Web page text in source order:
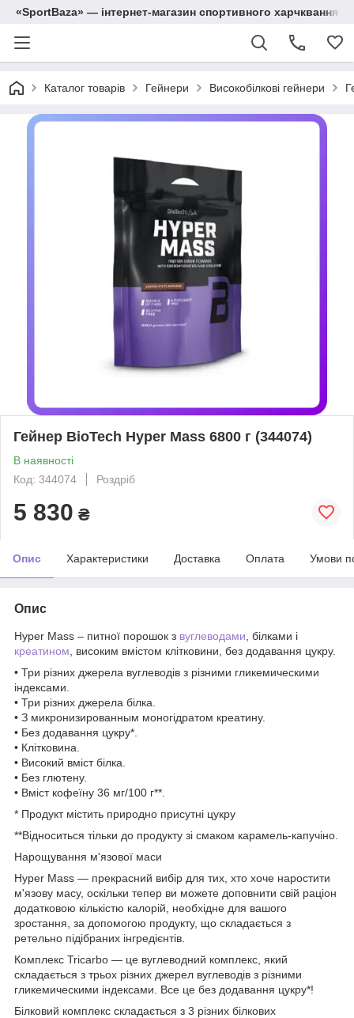
«SportBaza» — інтернет-магазин спортивного харчквання
Каталог товарів Гейнери Високобілкові гейнери
Гейнер BioTech Hyper Mass 6800 г (344074)
В наявності
Код: 344074
Роздріб
5 830 ₴
Опис Характеристики Доставка Оплата Умови
Опис
Hyper Mass – питної порошок з вуглеводами , білками і
креатином , високим вмістом клітковини, без додавання цукру.
• Три різних джерела вуглеводів з різними гликемическими
індексами.
• Три різних джерела білка.
• З микронизированным моногідратом креатину.
• Без додавання цукру*.
• Клітковина.
• Високий вміст білка.
• Без глютену.
• Вміст кофеїну 36 мг/100 г**.
* Продукт містить природно присутні цукру
**Відноситься тільки до продукту зі смаком карамель-капучіно.
Нарощування м'язової маси
Hyper Mass — прекрасний вибір для тих, хто хоче наростити
м'язову масу, оскільки тепер ви можете доповнити свій раціон
додатковою кількістю калорій, необхідне для вашого
зростання, за допомогою продукту, що складається з
ретельно підібраних інгредієнтів.
Комплекс Tricarbo — це вуглеводний комплекс, який
складається з трьох різних джерел вуглеводів з різними
гликемическими індексами. Все це без додавання цукру*!
Білковий комплекс складається з 3 різних білкових